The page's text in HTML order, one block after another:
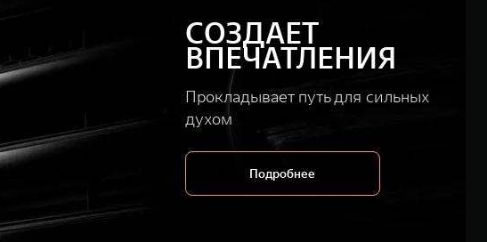
СОЗДАЕТ
ВПЕЧАТЛЕНИЯ
Прокладывает путь для сильных
духом
Подробнее